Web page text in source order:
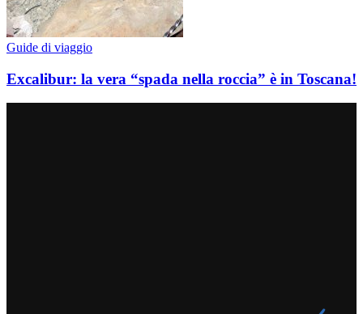
Guide di viaggio
Excalibur: la vera “spada nella roccia” è in Toscana!